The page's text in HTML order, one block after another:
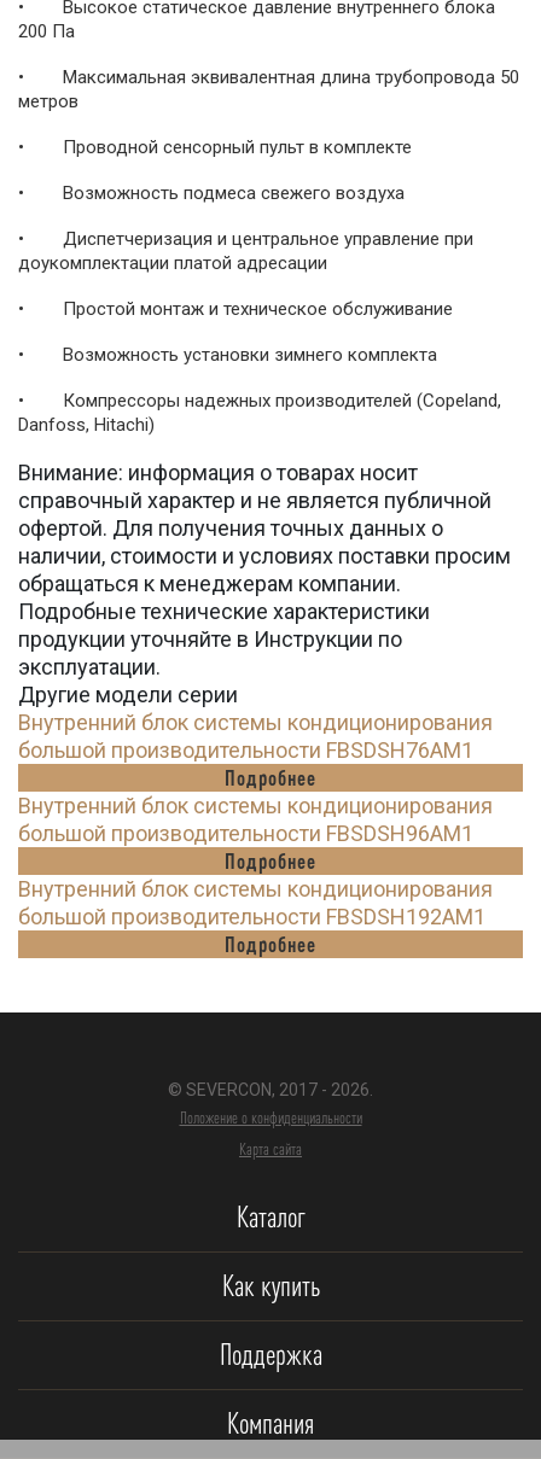
• Высокое статическое давление внутреннего блока
200 Па
• Максимальная эквивалентная длина трубопровода 50
метров
• Проводной сенсорный пульт в комплекте
• Возможность подмеса свежего воздуха
• Диспетчеризация и центральное управление при
доукомплектации платой адресации
• Простой монтаж и техническое обслуживание
• Возможность установки зимнего комплекта
• Компрессоры надежных производителей (Copeland,
Danfoss, Hitachi)
Внимание: информация о товарах носит
справочный характер и не является публичной
офертой. Для получения точных данных о
наличии, стоимости и условиях поставки просим
обращаться к менеджерам компании.
Подробные технические характеристики
продукции уточняйте в Инструкции по
эксплуатации.
Другие модели серии
Внутренний блок системы кондиционирования
большой производительности FBSDSH76AM1
Подробнее
Внутренний блок системы кондиционирования
большой производительности FBSDSH96AM1
Подробнее
Внутренний блок системы кондиционирования
большой производительности FBSDSH192AM1
Подробнее
© SEVERCON, 2017 - 2026.
Положение о конфиденциальности
Карта сайта
Каталог
Как купить
Поддержка
Компания